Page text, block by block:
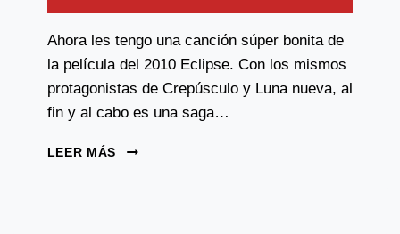
Ahora les tengo una canción súper bonita de
la película del 2010 Eclipse. Con los mismos
protagonistas de Crepúsculo y Luna nueva, al
fin y al cabo es una saga…
LEER MÁS
TEMA: